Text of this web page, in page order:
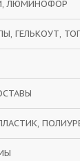
ЛЮМИНОФОР
ГЕЛЬКОУТ,